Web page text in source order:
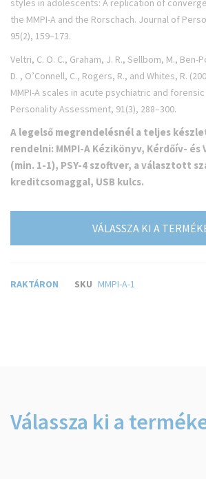
styles in adolescents: A replication of
the MMPI-A and the Rorschach. Journal of
95(2), 159–173.
Veltri, C. O. C., Graham, J. R., Sellbom, M., Ben-
D. , O’Connell, C., Rogers, R., and Whites, R.
MMPI-A scales in acute psychiatric and
Personality Assessment, 91(3), 288–300.
A legelső megrendelésnél a teljes
rendelni: MMPI-A Kézikönyv, Kérdőív- és
(min. 1-1), PSY-4 szoftver, a választott
kreditcsomaggal, USB kulcs.
VÁLASSZA KI A
RAKTÁRON SKU MMPI-A-1
Válassza ki a